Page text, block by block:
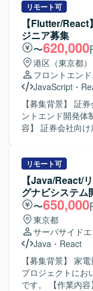
ム、UIデザイン
す。 各種AIツー
証を行っていただ
ータをもとにした
を行っていただき
ディング、初回・
す。 デザインシ
ジニアと協働した
す。 【求める人物像】 抽象的な事業仮説やユーザー課題を
自ら理解し、プロ
いくことを能動的に
ロダクトの勝ち筋
【開発環境】
タイプを作成・
リモート可
【Flutter/
ジニア募集
〜620,000
港区（東京都）
フロントエン
JavaScript ・
【募集背景】 証
ントエンド開発体制
容】 証券会社向
に基づく機能開発や
人物像】 システ
を活かして主体的
ります。Gitを用い
ュニケーションを
ましいです。金融
たします。 【ポジションの魅力】 金融業界向けの証券シス
テムに携わること
ドメイン知識を
ントエンド開発ス
ジニアやCI/CD構
リモート可
【Java/React/
グナビシステム
〜650,000
東京都
サーバサイド
Java ・ React
【募集背景】 家
プロジェクトにお
です。 【作業内容】 家電量販店向けヒアリングナビシステ